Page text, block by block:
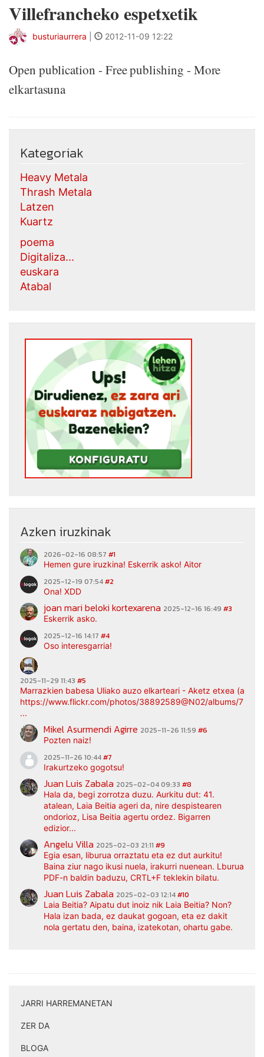
Villefrancheko espetxetik
busturiaurrera 2012-11-09 12:22
Open publication - Free publishing - More
elkartasuna
Kategoriak
Heavy Metala
Thrash Metala
Latzen
Kuartz
poema
Digitaliza...
euskara
Atabal
Azken iruzkinak
2026-02-16 08:57 #1
Hemen gure iruzkina! Eskerrik asko! Aitor
2025-12-19 07:54#2
Ona! XDD
joan mari beloki kortexarena 2025-12-16 16:49 #3
Eskerrik asko.
2025-12-16 14:17 #4
Oso interesgarria!
2025-11-29 11:43 #5
Marrazkien babesa Uliako auzo elkarteari - Aketz etxea
https://www.flickr.com/photos/38892589@N02/albums/
...
Mikel Asurmendi Agirre 2025-11-26 11:59 #6
Pozten naiz!
2025-11-26 10:44#7
Irakurtzeko gogotsu!
Juan Luis Zabala 2025-02-04 09:33 #8
Hala da, begi zorrotza duzu. Aurkitu dut: 41.
atalean, Laia Beitia ageri da, nire despistearen
ondorioz, Lisa Beitia agertu ordez. Bigarren
edizior...
Angelu Villa 2025-02-03 21:11 #9
Egia esan, liburua orraztatu eta ez dut aurkitu!
Baina ziur nago ikusi nuela, irakurri nuenean. Lburua
PDF-n baldin baduzu, CRTL+F teklekin bilatu.
Juan Luis Zabala 2025-02-03 12:14#10
Laia Beitia? Aipatu dut inoiz nik Laia Beitia? Non?
Hala izan bada, ez daukat gogoan, eta ez dakit
nola gertatu den, baina, izatekotan, ohartu gabe.
JARRI HARREMANETAN
ZER DA
BLOGA